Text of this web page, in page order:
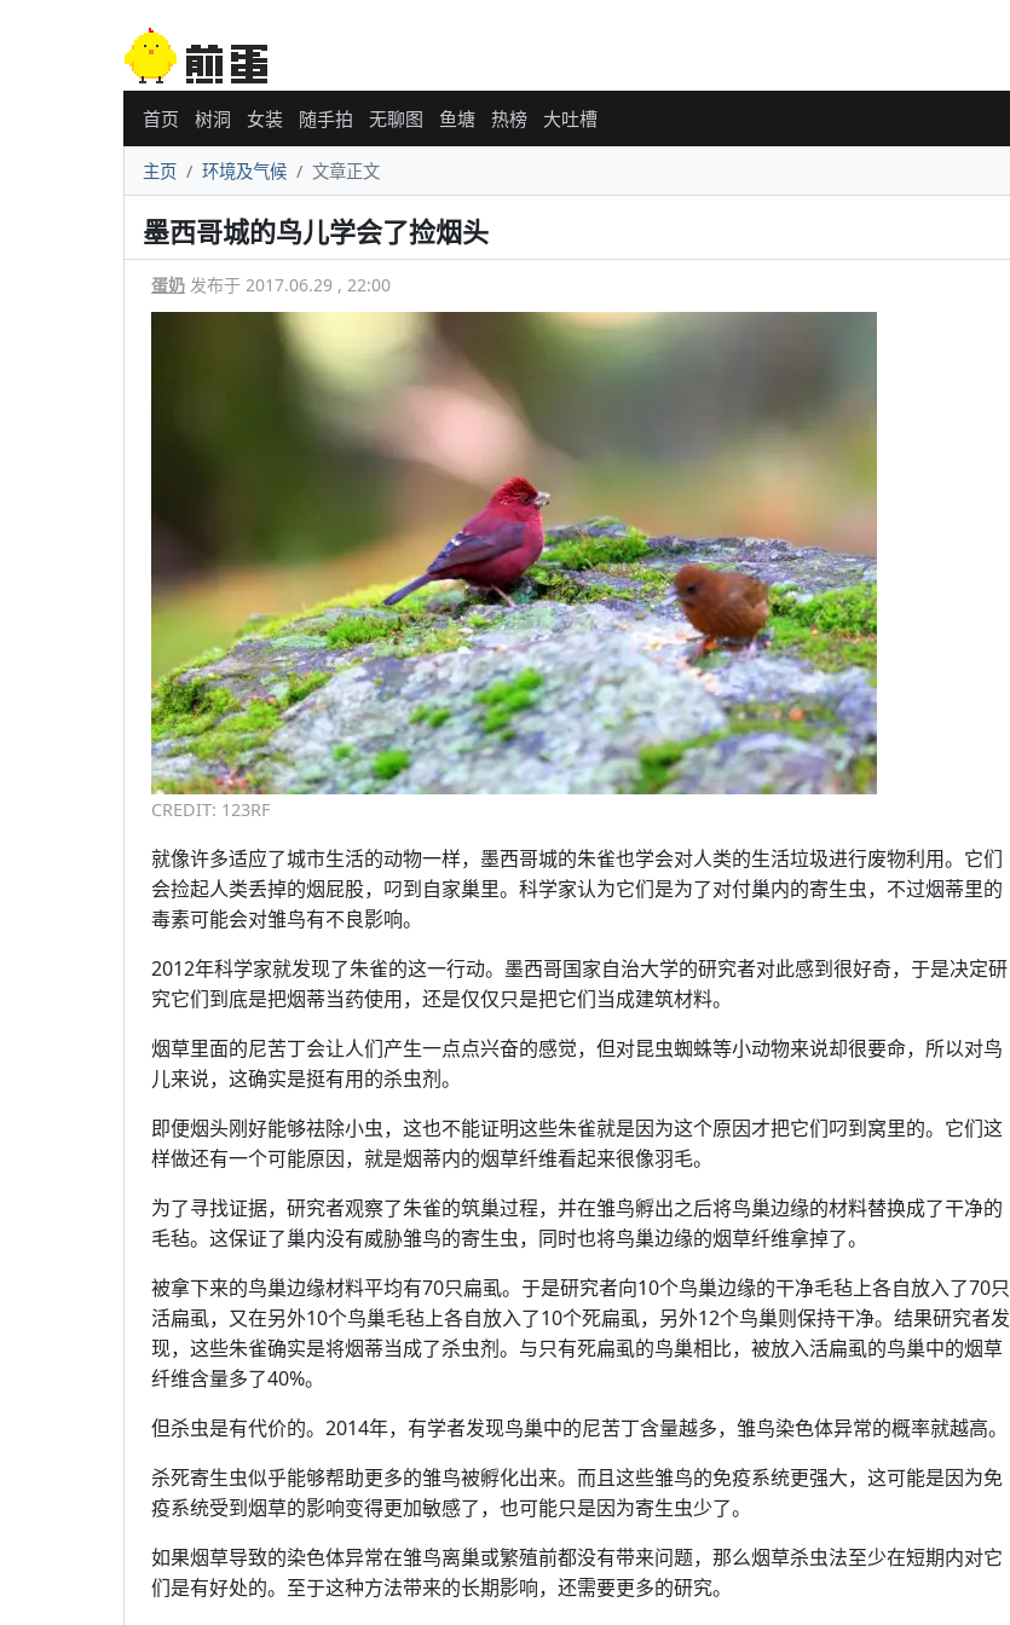
首页 树洞 女装 随手拍 无聊图 鱼塘 热榜 大吐槽
主页 环境及气候 文章正文
墨西哥城的鸟儿学会了捡烟头
蛋奶 发布于 2017.06.29 , 22:00
CREDIT: 123RF
就像许多适应了城市生活的动物一样，墨西哥城的朱雀也学会对人类的生活垃圾进行废物利用。它们
会捡起人类丢掉的烟屁股，叼到自家巢里。科学家认为它们是为了对付巢内的寄生虫，不过烟蒂里的
毒素可能会对雏鸟有不良影响。
2012年科学家就发现了朱雀的这一行动。墨西哥国家自治大学的研究者对此感到很好奇，于是决定研
究它们到底是把烟蒂当药使用，还是仅仅只是把它们当成建筑材料。
烟草里面的尼苦丁会让人们产生一点点兴奋的感觉，但对昆虫蜘蛛等小动物来说却很要命，所以对鸟
儿来说，这确实是挺有用的杀虫剂。
即便烟头刚好能够祛除小虫，这也不能证明这些朱雀就是因为这个原因才把它们叼到窝里的。它们这
样做还有一个可能原因，就是烟蒂内的烟草纤维看起来很像羽毛。
为了寻找证据，研究者观察了朱雀的筑巢过程，并在雏鸟孵出之后将鸟巢边缘的材料替换成了干净的
毛毡。这保证了巢内没有威胁雏鸟的寄生虫，同时也将鸟巢边缘的烟草纤维拿掉了。
被拿下来的鸟巢边缘材料平均有70只扁虱。于是研究者向10个鸟巢边缘的干净毛毡上各自放入了70只
活扁虱，又在另外10个鸟巢毛毡上各自放入了10个死扁虱，另外12个鸟巢则保持干净。结果研究者发
现，这些朱雀确实是将烟蒂当成了杀虫剂。与只有死扁虱的鸟巢相比，被放入活扁虱的鸟巢中的烟草
纤维含量多了40%。
但杀虫是有代价的。2014年，有学者发现鸟巢中的尼苦丁含量越多，雏鸟染色体异常的概率就越高。
杀死寄生虫似乎能够帮助更多的雏鸟被孵化出来。而且这些雏鸟的免疫系统更强大，这可能是因为免
疫系统受到烟草的影响变得更加敏感了，也可能只是因为寄生虫少了。
如果烟草导致的染色体异常在雏鸟离巢或繁殖前都没有带来问题，那么烟草杀虫法至少在短期内对它
们是有好处的。至于这种方法带来的长期影响，还需要更多的研究。